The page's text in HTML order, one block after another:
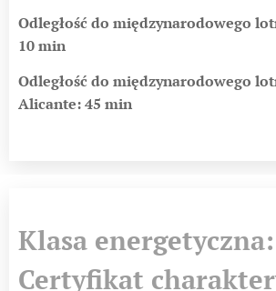
Odległość do międzynarodowego
10 min
Odległość do międzynarodowego
Alicante: 45 min
Klasa energetyczna:
Certyfikat